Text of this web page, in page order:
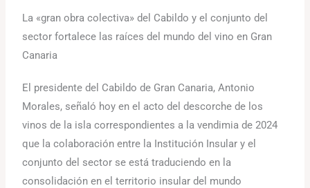
La «gran obra colectiva» del Cabildo y el conjunto del
sector fortalece las raíces del mundo del vino en Gran
Canaria
El presidente del Cabildo de Gran Canaria, Antonio
Morales, señaló hoy en el acto del descorche de los
vinos de la isla correspondientes a la vendimia de 2024
que la colaboración entre la Institución Insular y el
conjunto del sector se está traduciendo en la
consolidación en el territorio insular del mundo